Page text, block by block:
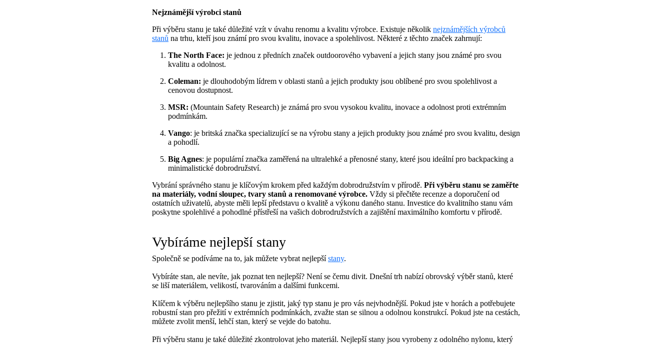
Nejznámější výrobci stanů
Při výběru stanu je také důležité vzít v úvahu renomu a kvalitu výrobce. Existuje několik nejznámějších výrobců
stanů na trhu, kteří jsou známí pro svou kvalitu, inovace a spolehlivost. Některé z těchto značek zahrnují:
The North Face: je jednou z předních značek outdoorového vybavení a jejich stany jsou známé pro svou
kvalitu a odolnost.
Coleman: je dlouhodobým lídrem v oblasti stanů a jejich produkty jsou oblíbené pro svou spolehlivost a
cenovou dostupnost.
MSR: (Mountain Safety Research) je známá pro svou vysokou kvalitu, inovace a odolnost proti extrémním
podmínkám.
Vango: je britská značka specializující se na výrobu stany a jejich produkty jsou známé pro svou kvalitu, design
a pohodlí.
Big Agnes: je populární značka zaměřená na ultralehké a přenosné stany, které jsou ideální pro backpacking a
minimalistické dobrodružství.
Vybrání správného stanu je klíčovým krokem před každým dobrodružstvím v přírodě. Při výběru stanu se zaměřte
na materiály, vodní sloupec, tvary stanů a renomované výrobce. Vždy si přečtěte recenze a doporučení od
ostatních uživatelů, abyste měli lepší představu o kvalitě a výkonu daného stanu. Investice do kvalitního stanu vám
poskytne spolehlivé a pohodlné přístřeší na vašich dobrodružstvích a zajištění maximálního komfortu v přírodě.
Vybíráme nejlepší stany
Společně se podíváme na to, jak můžete vybrat nejlepšístany.
Vybíráte stan, ale nevíte, jak poznat ten nejlepší? Není se čemu divit. Dnešní trh nabízí obrovský výběr stanů, které
se liší materiálem, velikostí, tvarováním a dalšími funkcemi.
Klíčem k výběru nejlepšího stanu je zjistit, jaký typ stanu je pro vás nejvhodnější. Pokud jste v horách a potřebujete
robustní stan pro přežití v extrémních podmínkách, zvažte stan se silnou a odolnou konstrukcí. Pokud jste na cestách,
můžete zvolit menší, lehčí stan, který se vejde do batohu.
Při výběru stanu je také důležité zkontrolovat jeho materiál. Nejlepší stany jsou vyrobeny z odolného nylonu, který